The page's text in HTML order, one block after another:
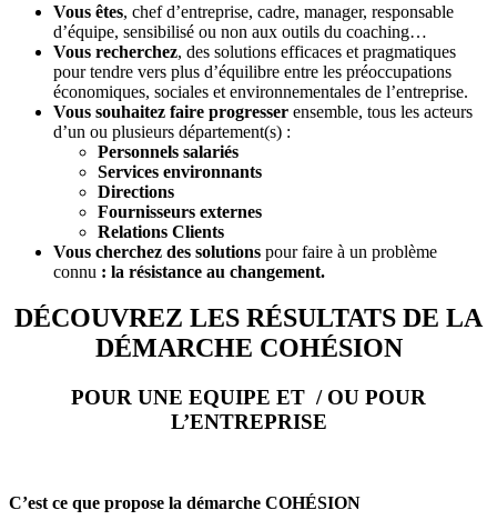
Vous êtes, chef d’entreprise, cadre, manager, responsable
d’équipe, sensibilisé ou non aux outils du coaching…
Vous recherchez, des solutions efficaces et pragmatiques
pour tendre vers plus d’équilibre entre les préoccupations
économiques, sociales et environnementales de l’entreprise.
Vous souhaitez faire progresser ensemble, tous les acteurs
d’un ou plusieurs département(s) :
Personnels salariés
Services environnants
Directions
Fournisseurs externes
Relations Clients
Vous cherchez des solutions pour faire à un problème
connu : la résistance au changement.
DÉCOUVREZ LES RÉSULTATS DE LA
DÉMARCHE COHÉSION
POUR UNE EQUIPE ET / OU POUR
L’ENTREPRISE
C’est ce que propose la démarche COHÉSION